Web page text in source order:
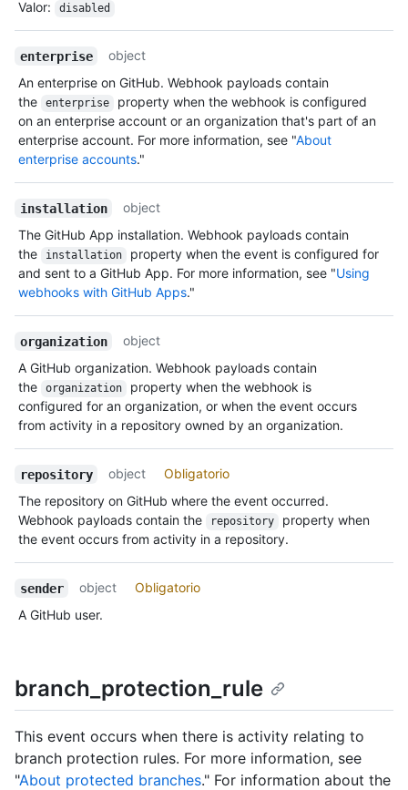
Valor: disabled
enterprise
object
An enterprise on GitHub. Webhook payloads contain
the
enterprise
property when the webhook is configured
on an enterprise account or an organization that's part of an
enterprise account. For more information, see "About
enterprise accounts."
installation
object
The GitHub App installation. Webhook payloads contain
the
installation
property when the event is configured for
and sent to a GitHub App. For more information, see "Using
webhooks with GitHub Apps."
organization
object
A GitHub organization. Webhook payloads contain
the
organization
property when the webhook is
configured for an organization, or when the event occurs
from activity in a repository owned by an organization.
repository object
Obligatorio
The repository on GitHub where the event occurred.
Webhook payloads contain the
repository
property when
the event occurs from activity in a repository.
sender object
Obligatorio
A GitHub user.
branch_protection_rule
This event occurs when there is activity relating to
branch protection rules. For more information, see
"About protected branches." For information about the